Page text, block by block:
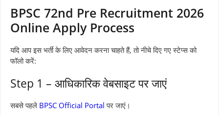
BPSC 72nd Pre Recruitment 2026
Online Apply Process
यदि आप इस भर्ती के लिए आवेदन करना चाहते हैं, तो नीचे दिए गए स्टेप्स को
फॉलो करें:
Step 1 – आधिकारिक वेबसाइट पर जाएं
सबसे पहले BPSC Official Portal पर जाएं।